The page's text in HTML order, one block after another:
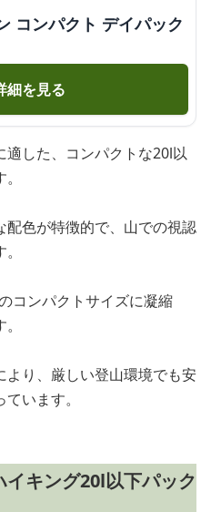
コンパクト デイパック
細を見る
した、コンパクトな20l以
色が特徴的で、山での視認
コンパクトサイズに凝縮
り、厳しい登山環境でも安
います。
キング20l以下パック